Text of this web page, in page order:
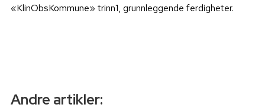
«KlinObsKommune» trinn1, grunnleggende ferdigheter.
Andre artikler: